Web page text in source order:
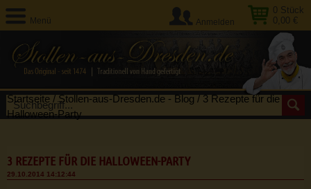
Menü
0 Stück
0,00 €
Anmelden
Startseite /Stollen-aus-Dresden.de - Blog /3 Rezepte für die
Halloween-Party
3 REZEPTE FÜR DIE HALLOWEEN-PARTY
29.10.2014 14:12:44